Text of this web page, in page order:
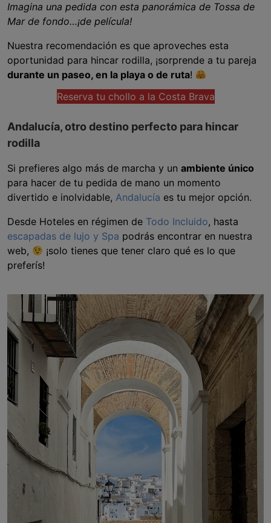
Imagina una pedida con esta panorámica de Tossa de
Mar de fondo…¡de película!
Nuestra recomendación es que aproveches esta
oportunidad para hincar rodilla, ¡sorprende a tu pareja
durante un paseo, en la playa o de ruta!
Reserva tu chollo a la Costa Brava
Andalucía, otro destino perfecto para hincar
rodilla
Si prefieres algo más de marcha y un ambiente único
para hacer de tu pedida de mano un momento
divertido e inolvidable, Andalucía es tu mejor opción.
Desde Hoteles en régimen de Todo Incluido, hasta
escapadas de lujo y Spa podrás encontrar en nuestra
web,
¡solo tienes que tener claro qué es lo que
preferís!